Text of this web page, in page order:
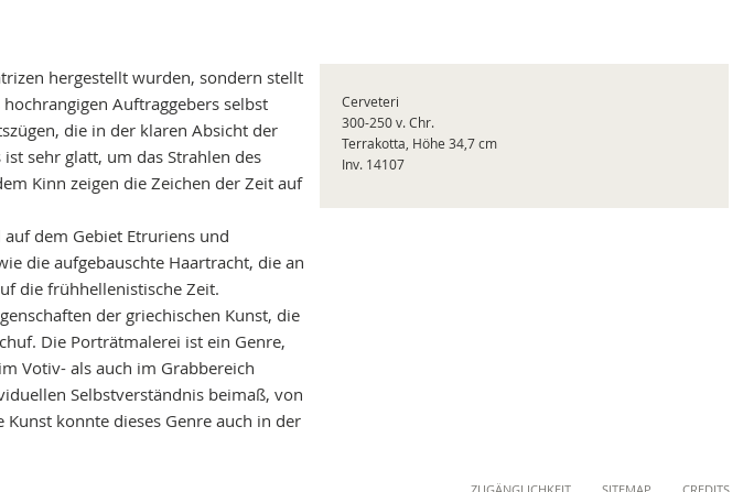
hergestellt wurden, sondern stellt
Auftraggebers selbst
die in der klaren Absicht der
sehr glatt, um das Strahlen des
Kinn zeigen die Zeichen der Zeit auf
dem Gebiet Etruriens und
die aufgebauschte Haartracht, die an
die frühhellenistische Zeit.
der griechischen Kunst, die
Die Porträtmalerei ist ein Genre,
Votiv- als auch im Grabbereich
Selbstverständnis beimaß, von
konnte dieses Genre auch in der
Cerveteri
300-250 v. Chr.
Terrakotta, Höhe 34,7 cm
Inv. 14107